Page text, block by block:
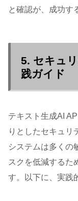
と確認が、成功す
5. セキュ
践ガイド
テキスト生成AI
りとしたセキュリ
システムは多くの
スクを低減するた
す。以下に、実践